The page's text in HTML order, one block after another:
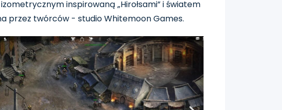
inspirowaną „Hirołsami” i światem
przez twórców - studio Whitemoon Games.